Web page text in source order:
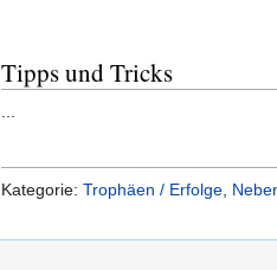
Tipps und Tricks
Kategorie: Trophäen / Erfolge